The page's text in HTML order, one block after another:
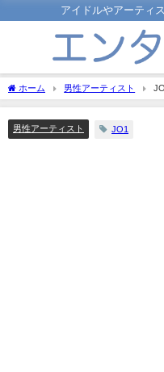
アイドルやアーティ
ホーム 男性アーティスト
バーカラーなど基本情報を余すところ
男性アーティスト JO1